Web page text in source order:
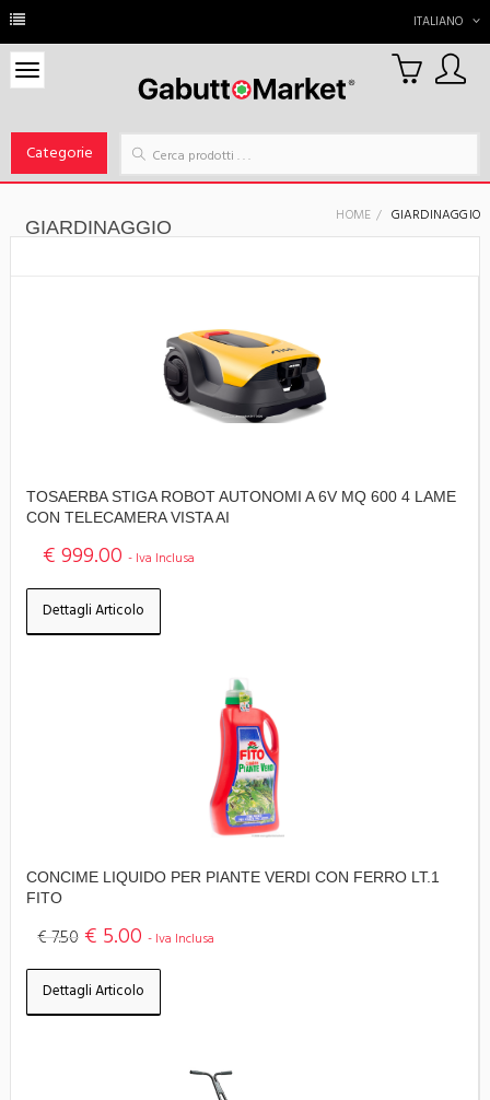
ITALIANO
Categorie
0
Carrello
HOME GIARDINAGGIO
GIARDINAGGIO
TOSAERBA STIGA ROBOT AUTONOMI A 6V MQ 600 4 LAME
CON TELECAMERA VISTA AI
€ 999.00 - Iva Inclusa
Dettagli Articolo
CONCIME LIQUIDO PER PIANTE VERDI CON FERRO LT.1
FITO
€ 7.50 € 5.00 - Iva Inclusa
Dettagli Articolo